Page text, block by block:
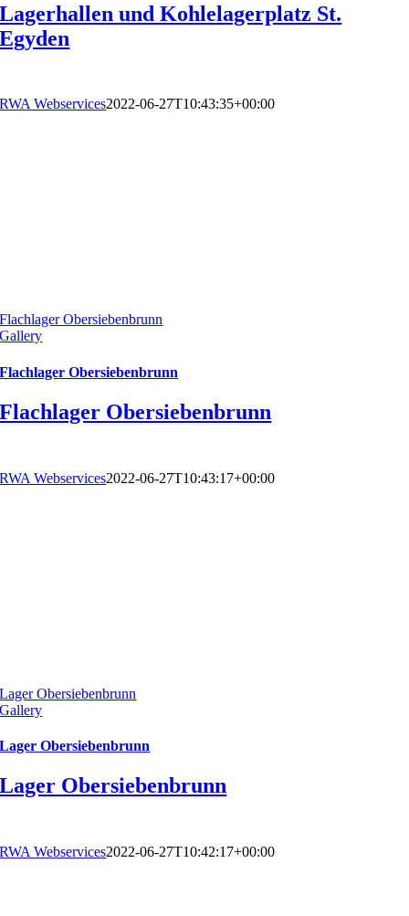
Lagerhallen und Kohlelagerplatz St.
Egyden
RWA Webservices2022-06-27T10:43:35+00:00
Flachlager Obersiebenbrunn
Gallery
Flachlager Obersiebenbrunn
Flachlager Obersiebenbrunn
RWA Webservices2022-06-27T10:43:17+00:00
Lager Obersiebenbrunn
Gallery
Lager Obersiebenbrunn
Lager Obersiebenbrunn
RWA Webservices2022-06-27T10:42:17+00:00